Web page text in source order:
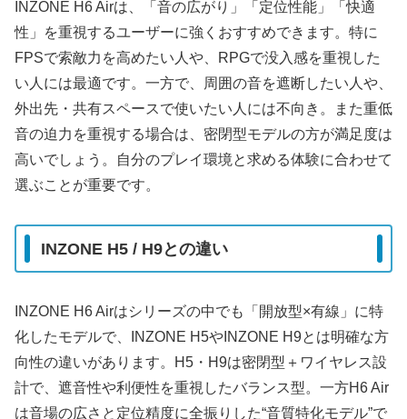
INZONE H6 Airは、「音の広がり」「定位性能」「快適
性」を重視するユーザーに強くおすすめできます。特に
FPSで索敵力を高めたい人や、RPGで没入感を重視した
い人には最適です。一方で、周囲の音を遮断したい人や、
外出先・共有スペースで使いたい人には不向き。また重低
音の迫力を重視する場合は、密閉型モデルの方が満足度は
高いでしょう。自分のプレイ環境と求める体験に合わせて
選ぶことが重要です。
INZONE H5 / H9との違い
INZONE H6 Airはシリーズの中でも「開放型×有線」に特
化したモデルで、INZONE H5やINZONE H9とは明確な方
向性の違いがあります。H5・H9は密閉型＋ワイヤレス設
計で、遮音性や利便性を重視したバランス型。一方H6 Air
は音場の広さと定位精度に全振りした“音質特化モデル”で